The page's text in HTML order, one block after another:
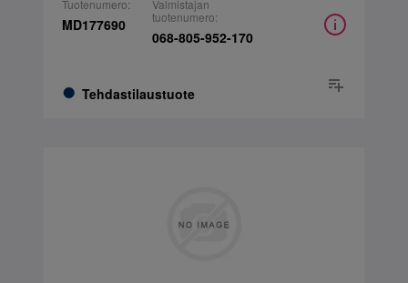
Tuotenumero:
MD177690
Tehdastilaustuote
Valmistajan
tuotenumero:
068-805-952-170